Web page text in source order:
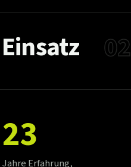
Einsatz 02
23
Jahre Erfahrung,